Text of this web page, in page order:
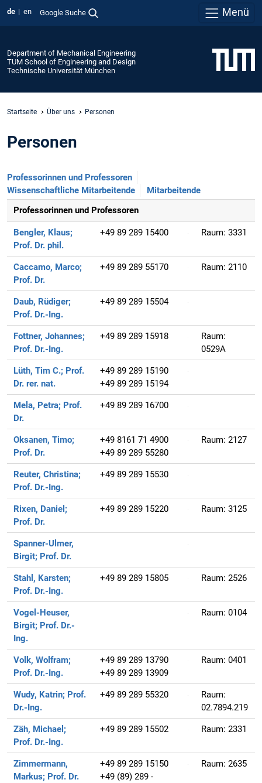
de en Google Suche Menü
Department of Mechanical Engineering
TUM School of Engineering and Design
Technische Universität München
Startseite Über uns Personen
Personen
Professorinnen und Professoren
Wissenschaftliche Mitarbeitende
Mitarbeitende
Professorinnen und Professoren
Bengler, Klaus;
Prof. Dr. phil.
+49 89 289 15400 Raum: 3331
Caccamo, Marco;
Prof. Dr.
+49 89 289 55170 Raum: 2110
Daub, Rüdiger;
Prof. Dr.-Ing.
+49 89 289 15504
Fottner, Johannes;
Prof. Dr.-Ing.
+49 89 289 15918
Raum:
0529A
Lüth, Tim C.; Prof.
Dr. rer. nat.
+49 89 289 15190
+49 89 289 15194
Mela, Petra; Prof.
Dr.
+49 89 289 16700
Oksanen, Timo;
Prof. Dr.
+49 8161 71 4900
+49 89 289 55280
Raum: 2127
Reuter, Christina;
Prof. Dr.-Ing.
+49 89 289 15530
Rixen, Daniel;
Prof. Dr.
+49 89 289 15220 Raum: 3125
Spanner-Ulmer,
Birgit; Prof. Dr.
Stahl, Karsten;
Prof. Dr.-Ing.
+49 89 289 15805 Raum: 2526
Vogel-Heuser,
Birgit; Prof. Dr.-
Ing.
Raum: 0104
Volk, Wolfram;
Prof. Dr.-Ing.
+49 89 289 13790
+49 89 289 13909
Raum: 0401
Wudy, Katrin; Prof.
Dr.-Ing.
+49 89 289 55320
Raum:
02.7894.219
Zäh, Michael;
Prof. Dr.-Ing.
+49 89 289 15502 Raum: 2331
Zimmermann,
Markus; Prof. Dr.
+49 89 289 15150
+49 (89) 289 -
Raum: 2635